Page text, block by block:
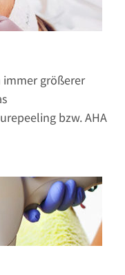
immer größerer
bzw. AHA